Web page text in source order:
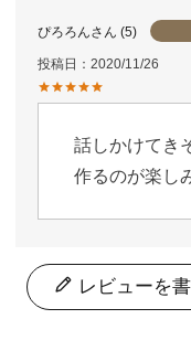
ぴろろん 5
投稿日 2020/11/26
話しかけてき
作るのが楽し
レビューを書